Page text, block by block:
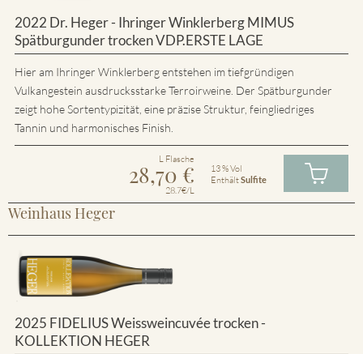
2022 Dr. Heger - Ihringer Winklerberg MIMUS
Spätburgunder trocken VDP.ERSTE LAGE
Hier am Ihringer Winklerberg entstehen im tiefgründigen
Vulkangestein ausdrucksstarke Terroirweine. Der Spätburgunder
zeigt hohe Sortentypizität, eine präzise Struktur, feingliedriges
Tannin und harmonisches Finish.
L Flasche
28,70 €
28.7€/L
13 % Vol
EnthältSulfite
Weinhaus Heger
2025 FIDELIUS Weissweincuvée trocken -
KOLLEKTION HEGER